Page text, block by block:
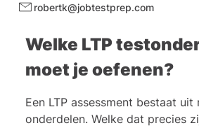
robertk@jobtestprep.com
Welke LTP
moet je oefenen?
Een LTP assessment bestaat uit
onderdelen. Welke dat precies